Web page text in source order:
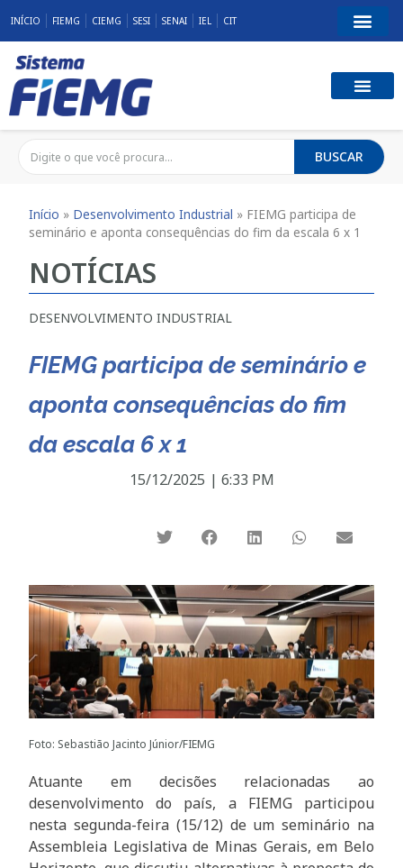
INÍCIO FIEMG CIEMG SESI SENAI IEL CIT
BUSCAR
Início » Desenvolvimento Industrial » FIEMG participa de
seminário e aponta consequências do fim da escala 6 x 1
NOTÍCIAS
DESENVOLVIMENTO INDUSTRIAL
FIEMG participa de seminário e
aponta consequências do fim
da escala 6 x 1
15/12/2025 | 6:33 PM
Foto: Sebastião Jacinto Júnior/FIEMG
Atuante em decisões relacionadas ao
desenvolvimento do país, a FIEMG participou
nesta segunda-feira (15/12) de um seminário na
Assembleia Legislativa de Minas Gerais, em Belo